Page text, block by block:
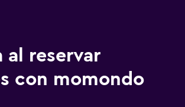
al reservar
con momondo